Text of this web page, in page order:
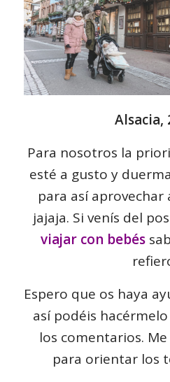
Alsacia,
Para nosotros la
esté a gusto y
para así aprovechar
jajaja. Si venís del
viajar con bebés
Espero que os haya
así podéis
los comentarios.
para orientar los